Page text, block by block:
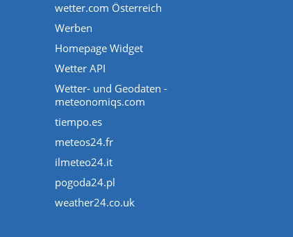
wetter.com Österreich
Werben
Homepage Widget
Wetter API
Wetter- und Geodaten -
meteonomiqs.com
tiempo.es
meteos24.fr
ilmeteo24.it
pogoda24.pl
weather24.co.uk